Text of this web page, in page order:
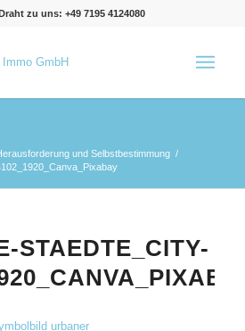
zu uns: +49 7195 4124080
und Selbstbestimmung /
STAEDTE_CITY-